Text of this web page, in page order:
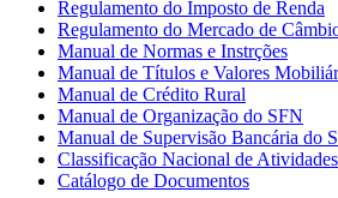
Regulamento do Imposto de Renda
Regulamento do Mercado de
Manual de Normas e Instrções
Manual de Títulos e Valores
Manual de Crédito Rural
Manual de Organização do SFN
Manual de Supervisão Bancária do
Classificação Nacional de
Catálogo de Documentos